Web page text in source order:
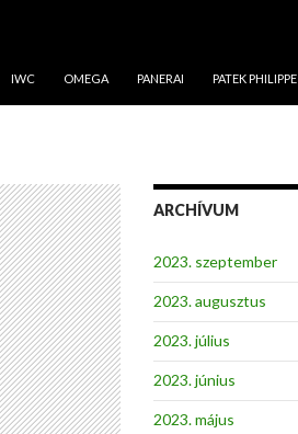
IWC OMEGA PANERAI PATEK PHILIPPE
ARCHÍVUM
2023. szeptember
2023. augusztus
2023. július
2023. június
2023. május